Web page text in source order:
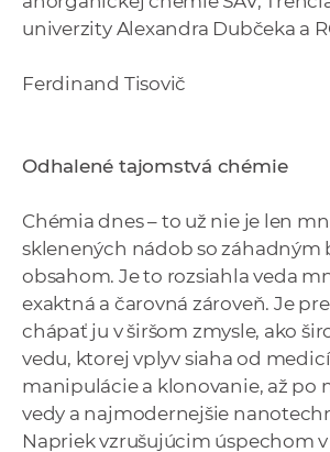
univerzity Alexandra Dubčeka a
Ferdinand Tisovič
Odhalené tajomstvá chémie
Chémia dnes – to už nie je len
sklenených nádob so záhadným
obsahom. Je to rozsiahla veda
exaktná a čarovná zároveň. Je
chápať ju v širšom zmysle, ako
vedu, ktorej vplyv siaha od
manipulácie a klonovanie, až po
vedy a najmodernejšie
Napriek vzrušujúcim úspechom